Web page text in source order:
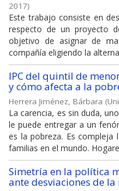
2017)
Este trabajo consiste en
respecto de un proyecto
objetivo de asignar de
compañía eligiendo la
IPC del quintil de
y cómo afecta a la
Herrera Jiménez, Bárbara (
La carencia, es sin duda,
le puede entregar a un
es la pobreza. Es compleja
familias en el mundo.
Simetría en la política
ante desviaciones de la